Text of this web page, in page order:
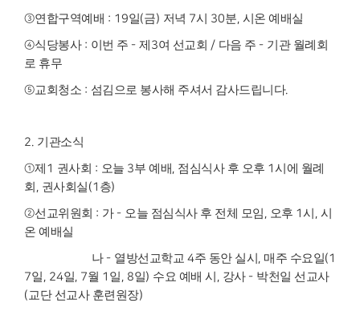
③연합구역예배 : 19일(금) 저녁 7시 30분, 시온 예배실
④식당봉사 : 이번 주 - 제 3여 선교회 / 다음 주 - 기관 월례회
로 휴무
⑤교회청소 : 섬김으로 봉사해 주셔서 감사드립니다.
2. 기관소식
①제 1 권사회 : 오늘 3부 예배, 점심식사 후 오후 1시에 월례
회 , 권사회실(1 층)
②선교위원회 : 가 - 오늘 점심식사 후 전체 모임, 오후 1시 , 시
온 예배실
나 - 열방선교학교 4주 동안 실시 , 매주 수요일(1
7일, 24일, 7월 1 일, 8일) 수요 예배 시 , 강사 - 박천일 선교사
(교단 선교사 훈련원장)